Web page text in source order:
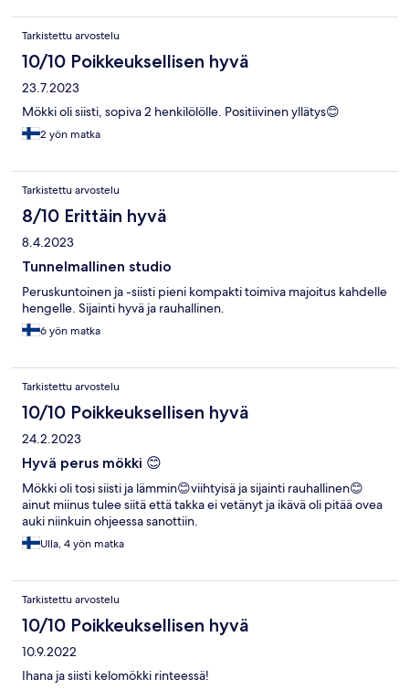
near to the nature. Local restaurant great. Ski rental customer
servants gave good service. You really need to rent a car, it’s
literally middle of nowhere. Bus next to hotel goes to Rovaniemi
like once in a day, so do not recommend to rely only on a bus. Do
I recommend the place? Don’t think so. Must be better opening
hours and more value to money (either rates to be more
reasonable or include Spa and breakfast).
Tarkistettu arvostelu
10/10 Poikkeuksellisen hyvä
23.7.2023
Mökki oli siisti, sopiva 2 henkilölölle. Positiivinen yllätys😊
2 yön matka
Tarkistettu arvostelu
8/10 Erittäin hyvä
8.4.2023
Tunnelmallinen studio
Peruskuntoinen ja -siisti pieni kompakti toimiva majoitus kahdelle
hengelle. Sijainti hyvä ja rauhallinen.
6 yön matka
Tarkistettu arvostelu
10/10 Poikkeuksellisen hyvä
24.2.2023
Hyvä perus mökki 😊
Mökki oli tosi siisti ja lämmin😊viihtyisä ja sijainti rauhallinen😊
ainut miinus tulee siitä että takka ei vetänyt ja ikävä oli pitää ovea
auki niinkuin ohjeessa sanottiin.
Ulla, 4 yön matka
Tarkistettu arvostelu
10/10 Poikkeuksellisen hyvä
10.9.2022
Ihana ja siisti kelomökki rinteessä!